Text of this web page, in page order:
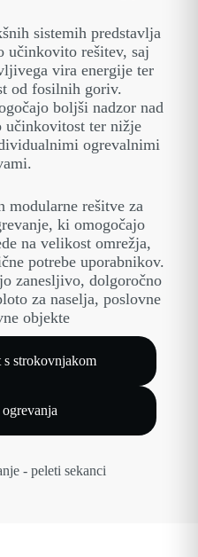
sistemih predstavlja
učinkovito rešitev, saj
vira energije ter
od fosilnih goriv.
boljši nadzor nad
učinkovitost ter nižje
ogrevalnimi
modularne rešitve za
ki omogočajo
na velikost omrežja,
potrebe uporabnikov.
zanesljivo, dolgoročno
za naselja, poslovne
objekte
s strokovnjakom